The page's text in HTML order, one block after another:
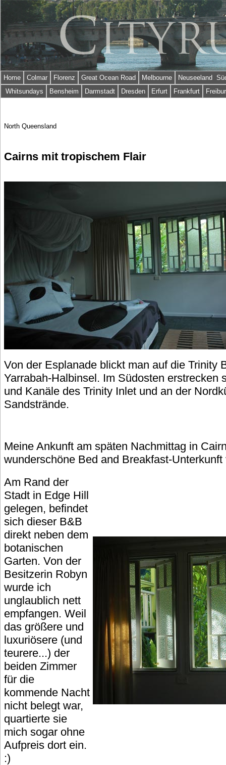
Home Colmar Florenz Great Ocean Road Melbourne
Neuseeland
Whitsundays
Bensheim Darmstadt Dresden Erfurt Frankfurt
North Queensland
Cairns mit tropischem Flair
Von der Esplanade blickt man auf die Trinity
Yarrabah-Halbinsel. Im Südosten erstrecken
und Kanäle des Trinity Inlet und an der
Sandstrände.
Meine Ankunft am späten Nachmittag in
wunderschöne Bed and Breakfast-Unterkunft
Am Rand der
Stadt in Edge Hill
gelegen, befindet
sich dieser B&B
direkt neben dem
botanischen
Garten. Von der
Besitzerin Robyn
wurde ich
unglaublich nett
empfangen. Weil
das größere und
luxuriösere (und
teurere...) der
beiden Zimmer
für die
kommende Nacht
nicht belegt war,
quartierte sie
mich sogar ohne
Aufpreis dort ein.
:)